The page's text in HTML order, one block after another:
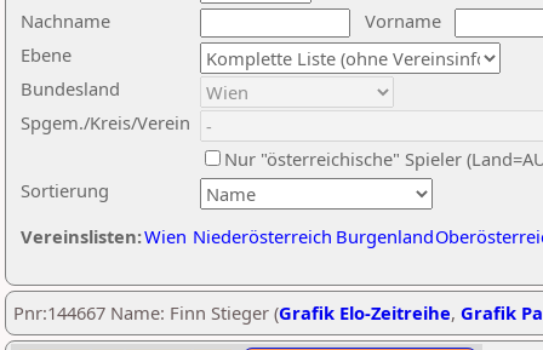
Nachname
Vorname
Ebene
Sortierung
Bundesland
Spgem./Kreis/Verein
Nur "österreichische" Spieler
Vereinslisten:Wien Niederösterreich Burgenland
Pnr:144667 Name: Finn Stieger (Grafik Elo-Zeitreihe, Grafik